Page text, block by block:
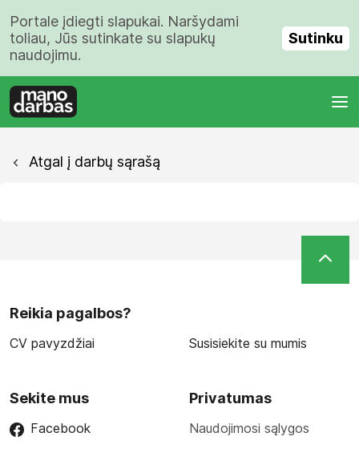
Portale įdiegti slapukai. Naršydami
toliau, Jūs sutinkate su slapukų
naudojimu.
Sutinku
Atgal į darbų sąrašą
Reikia pagalbos?
CV pavyzdžiai Susisiekite su mumis
Sekite mus
Facebook
Privatumas
Naudojimosi sąlygos